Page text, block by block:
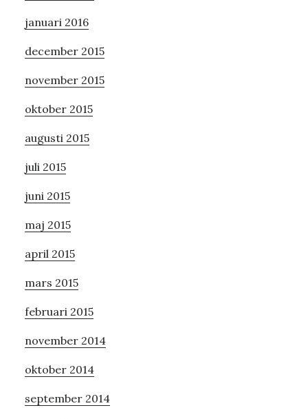
januari 2016
december 2015
november 2015
oktober 2015
augusti 2015
juli 2015
juni 2015
maj 2015
april 2015
mars 2015
februari 2015
november 2014
oktober 2014
september 2014